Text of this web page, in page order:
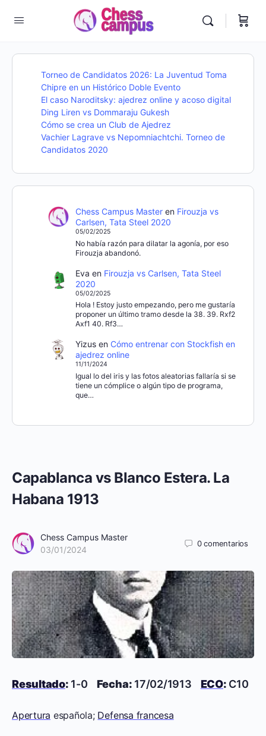
Capablanca vs Blanco Estera. La
Habana 1913
Chess Campus Master
03/01/2024
0comentarios
Resultado: 1-0 Fecha: 17/02/1913 ECO: C10
Apertura española; Defensa francesa
Torneo de Candidatos 2026: La Juventud Toma
Chipre en un Histórico Doble Evento
El caso Naroditsky: ajedrez online y acoso digital
Ding Liren vs Dommaraju Gukesh
Cómo se crea un Club de Ajedrez
Vachier Lagrave vs Nepomniachtchi. Torneo de
Candidatos 2020
Chess Campus Masteren Firouzja vs
Carlsen, Tata Steel 2020
05/02/2025
No había razón para dilatar la agonía, por eso
Firouzja abandonó.
Eva en Firouzja vs Carlsen, Tata Steel
2020
05/02/2025
Hola ! Estoy justo empezando, pero me gustaría
proponer un último tramo desde la 38. 39. Rxf2
Axf1 40. Rf3…
Yizusen Cómo entrenar con Stockfish en
ajedrez online
11/11/2024
Igual lo del iris y las fotos aleatorias fallaría si se
tiene un cómplice o algún tipo de programa,
que…